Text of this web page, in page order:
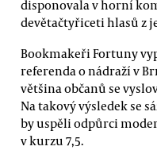
disponovala v horní
devětačtyřiceti hlasů z
Bookmakeři Fortuny
referenda o nádraží v
většina občanů se
Na takový výsledek se
by uspěli odpůrci
v kurzu 7,5.